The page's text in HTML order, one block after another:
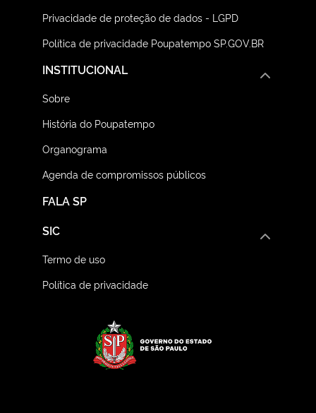
Privacidade de proteção de dados - LGPD
Política de privacidade Poupatempo SP.GOV.BR
FALA SP
INSTITUCIONAL
Sobre
História do Poupatempo
Organograma
Agenda de compromissos públicos
SIC
Termo de uso
Política de privacidade